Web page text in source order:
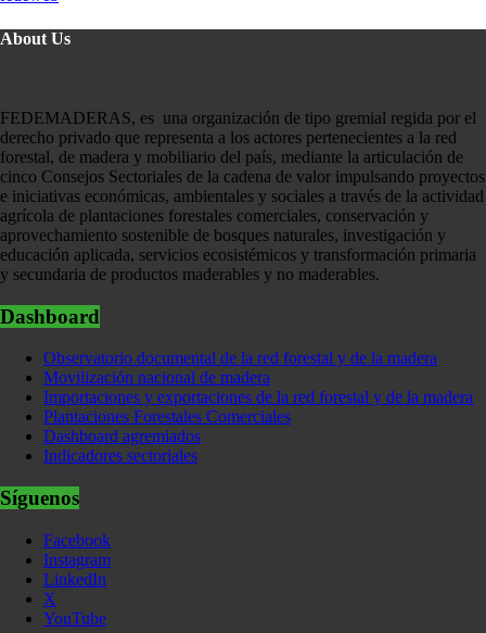
About Us
FEDEMADERAS, es una organización de tipo gremial regida por el
derecho privado que representa a los actores pertenecientes a la red
forestal, de madera y mobiliario del país, mediante la articulación de
cinco Consejos Sectoriales de la cadena de valor impulsando proyectos
e iniciativas económicas, ambientales y sociales a través de la actividad
agrícola de plantaciones forestales comerciales, conservación y
aprovechamiento sostenible de bosques naturales, investigación y
educación aplicada, servicios ecosistémicos y transformación primaria
y secundaria de productos maderables y no maderables.
Dashboard
Observatorio documental de la red forestal y de la madera
Movilización nacional de madera
Importaciones y exportaciones de la red forestal y de la madera
Plantaciones Forestales Comerciales
Dashboard agremiados
Indicadores sectoriales
Síguenos
Facebook
Instagram
LinkedIn
X
YouTube